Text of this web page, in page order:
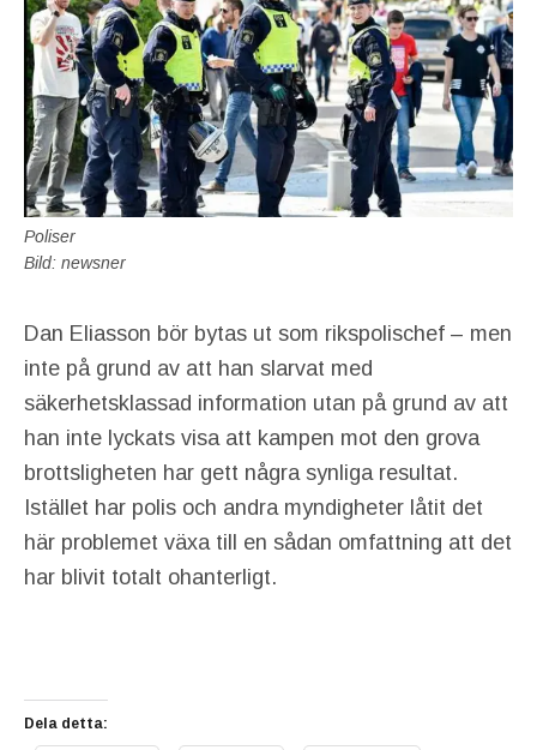
Poliser
Bild: newsner
Dan Eliasson bör bytas ut som rikspolischef – men
inte på grund av att han slarvat med
säkerhetsklassad information utan på grund av att
han inte lyckats visa att kampen mot den grova
brottsligheten har gett några synliga resultat.
Istället har polis och andra myndigheter låtit det
här problemet växa till en sådan omfattning att det
har blivit totalt ohanterligt.
Dela detta: